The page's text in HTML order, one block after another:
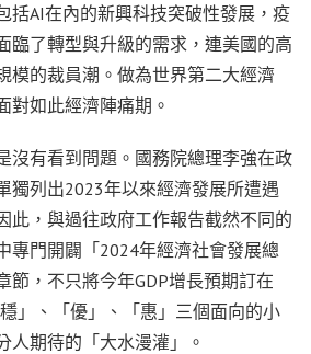
括AI在內的新興科技突破性發展，疫
臨了轉型與升級的需求，連美國的高
模的裁員潮。做為世界第二大經濟
對如此經濟陣痛期。
沒有看到問題。國務院總理李強在政
獨列出2023年以來經濟發展所遭遇
此，與過往政府工作報告截然不同的
專門開闢「2024年經濟社會發展總
節，不只將今年GDP增長預期訂在
」、「優」、「惠」三個面向的小
人期待的「大水漫灌」。